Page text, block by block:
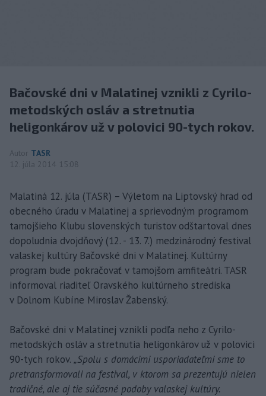
Bačovské dni v Malatinej vznikli z Cyrilo-
metodských osláv a stretnutia
heligonkárov už v polovici 90-tych rokov.
Autor TASR
12. júla 2014 15:08
Malatiná 12. júla (TASR) – Výletom na Liptovský hrad od
obecného úradu v Malatinej a sprievodným programom
tamojšieho Klubu slovenských turistov odštartoval dnes
dopoludnia dvojdňový (12. - 13. 7.) medzinárodný festival
valaskej kultúry Bačovské dni v Malatinej. Kultúrny
program bude pokračovať v tamojšom amfiteátri. TASR
informoval riaditeľ Oravského kultúrneho strediska
v Dolnom Kubíne Miroslav Žabenský.
Bačovské dni v Malatinej vznikli podľa neho z Cyrilo-
metodských osláv a stretnutia heligonkárov už v polovici
90-tych rokov. „Spolu s domácimi usporiadateľmi sme to
pretransformovali na festival, v ktorom sa prezentujú nielen
tradičné, ale aj tie súčasné podoby valaskej kultúry.